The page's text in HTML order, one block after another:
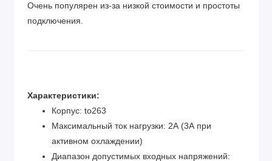
Очень популярен из-за низкой стоимости и простоты
подключения.
Характеристики:
Корпус: to263
Максимальный ток нагрузки: 2А (3А при
активном охлаждении)
Диапазон допустимых входных напряжений: